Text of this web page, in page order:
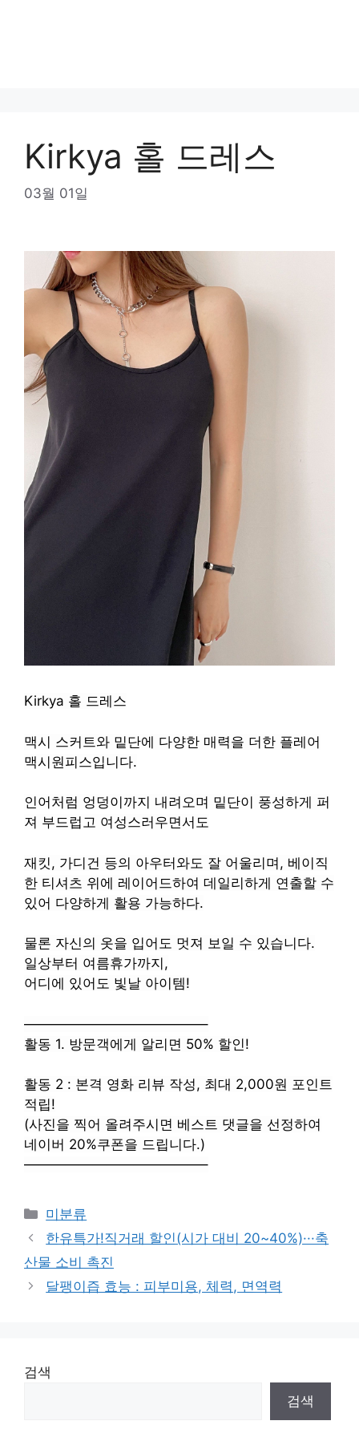
Kirkya 홀 드레스
03월 01일
Kirkya 홀 드레스
맥시 스커트와 밑단에 다양한 매력을 더한 플레어
맥시원피스입니다.
인어처럼 엉덩이까지 내려오며 밑단이 풍성하게 퍼
져 부드럽고 여성스러우면서도
재킷, 가디건 등의 아우터와도 잘 어울리며, 베이직
한 티셔츠 위에 레이어드하여 데일리하게 연출할 수
있어 다양하게 활용 가능하다.
물론 자신의 옷을 입어도 멋져 보일 수 있습니다.
일상부터 여름휴가까지,
어디에 있어도 빛날 아이템!
—————————————–
활동 1. 방문객에게 알리면 50% 할인!
활동 2 : 본격 영화 리뷰 작성, 최대 2,000원 ​​포인트
적립!
(사진을 찍어 올려주시면 베스트 댓글을 선정하여
네이버 20%쿠폰을 드립니다.)
—————————————–
Categories
미분류
한유특가!직거래 할인(시가 대비 20~40%)···축
산물 소비 촉진
달팽이즙 효능 : 피부미용, 체력, 면역력
검색
검색